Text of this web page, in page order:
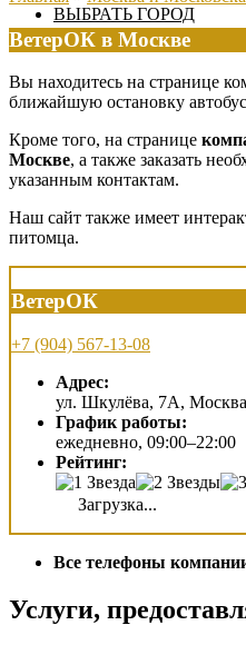
ВЫБРАТЬ ГОРОД
ВетерОК в Москве
Вы находитесь на странице
ближайшую остановку
Кроме того, на странице
Москве, а также заказать
указанным контактам.
Наш сайт также имеет
питомца.
ВетерОК
+7 (904) 567-13-08
Адрес:
ул. Шкулёва, 7А, Москва
График работы:
ежедневно, 09:00–22:00
Рейтинг:
Загрузка...
Все телефоны
Услуги,